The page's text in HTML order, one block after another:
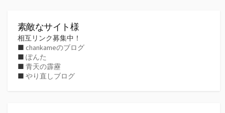
素敵なサイト様
相互リンク募集中！
■ chankameのブログ
■ ぽんた
■ 青天の霹靂
■ やり直しブログ